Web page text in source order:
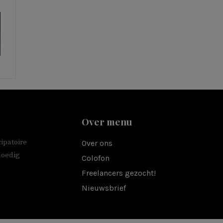
Over menu
Over ons
Colofon
Freelancers gezocht!
Nieuwsbrief